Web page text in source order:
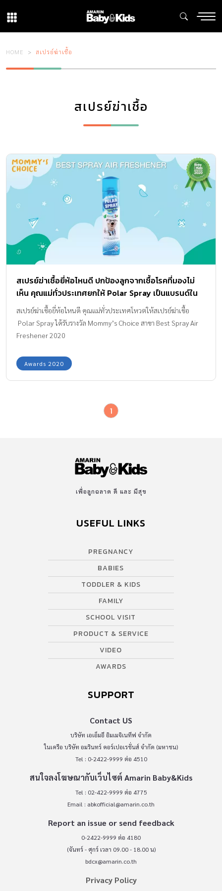
HOME สเปรย์ฆ่าเชื้อ
สเปรย์ฆ่าเชื้อ
สเปรย์ฆ่าเชื้อยี่ห้อไหนดี ปกป้องลูกจากเชื้อโรคที่มองไม่
เห็น คุณแม่ทั่วประเทศยกให้ Polar Spray เป็นแบรนด์ใน
ดวงใจ
สเปรย์ฆ่าเชื้อยี่ห้อไหนดี คุณแม่ทั่วประเทศโหวตให้สเปรย์ฆ่าเชื้อ
Polar Spray ได้รับรางวัล Mommy’s Choice สาขา Best Spray Air
Freshener 2020
Awards 2020
1
เพื่อลูกฉลาด ดี และ มีสุข
USEFUL LINKS
PREGNANCY
BABIES
TODDLER & KIDS
FAMILY
SCHOOL VISIT
PRODUCT & SERVICE
VIDEO
AWARDS
SUPPORT
Contact US
บริษัท เอเอ็มอี อิมเมจิเนทีฟ จำกัด
ในเครือ บริษัท อมรินทร์ คอร์เปอเรชั่นส์ จำกัด (มหาชน)
Tel : 0-2422-9999 ต่อ 4510
สนใจลงโฆษณากับเว็บไซต์ Amarin Baby&Kids
Tel : 02-422-9999 ต่อ 4775
Email : abkofficial@amarin.co.th
Report an issue or send feedback
0-2422-9999 ต่อ 4180
(จันทร์ - ศุกร์ เวลา 09.00 - 18.00 น)
bdcx@amarin.co.th
Privacy Policy